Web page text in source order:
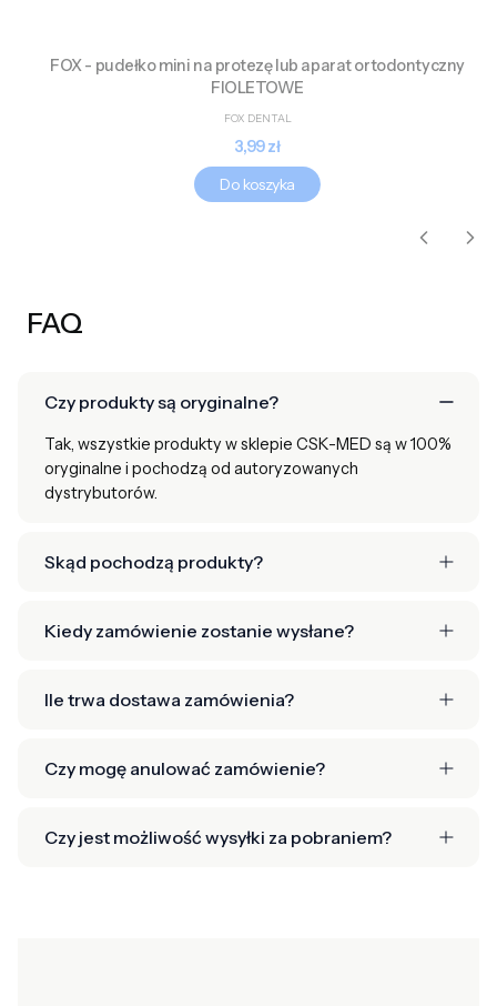
FOX - pudełko mini na protezę lub aparat ortodontyczny
FIOLETOWE
FOX DENTAL
Cena
3,99 zł
Do koszyka
FAQ
Czy produkty są oryginalne?
Tak, wszystkie produkty w sklepie CSK-MED są w 100%
oryginalne i pochodzą od autoryzowanych
dystrybutorów.
Skąd pochodzą produkty?
Kiedy zamówienie zostanie wysłane?
Ile trwa dostawa zamówienia?
Czy mogę anulować zamówienie?
Czy jest możliwość wysyłki za pobraniem?